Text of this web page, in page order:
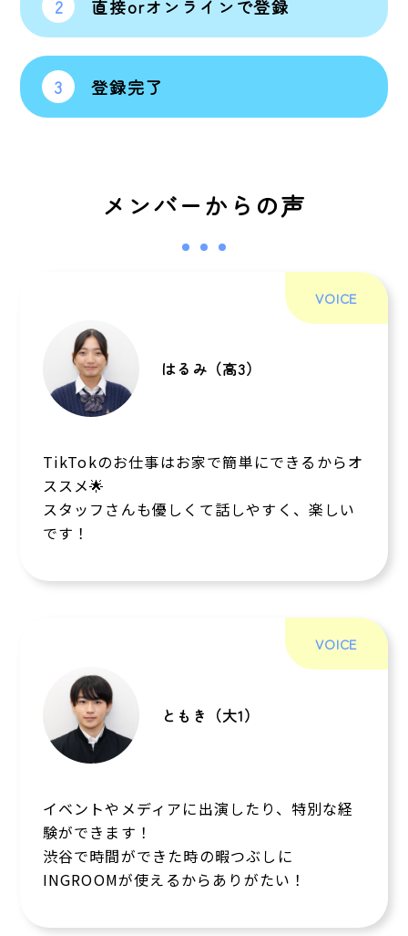
2 直接orオンラインで登録
3 登録完了
メンバーからの声
VOICE
はるみ（高3）
TikTokのお仕事はお家で簡単にできるからオ
ススメ🌟
スタッフさんも優しくて話しやすく、楽しい
です！
VOICE
ともき（大1）
イベントやメディアに出演したり、特別な経
験ができます！
渋谷で時間ができた時の暇つぶしに
INGROOMが使えるからありがたい！